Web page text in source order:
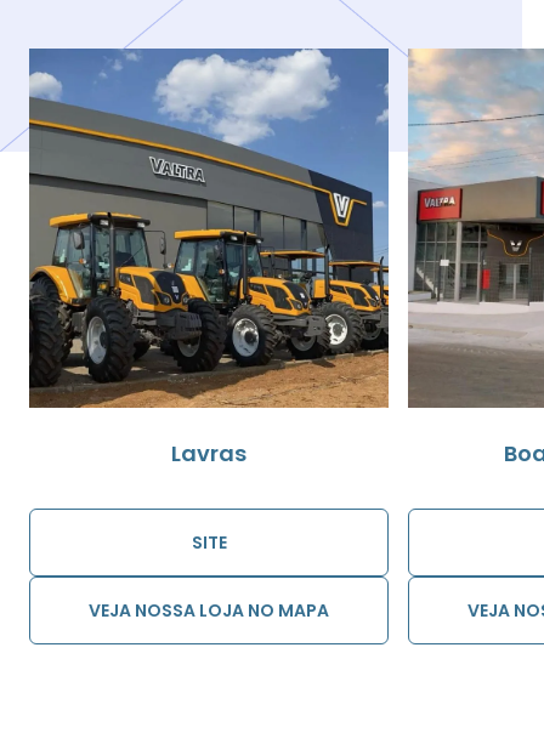
Lavras
SITE
VEJA NOSSA LOJA NO MAPA VEJA